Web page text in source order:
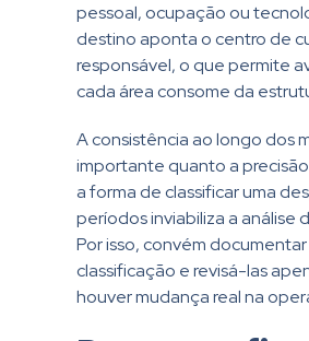
pessoal, ocupação ou
destino aponta o centro de
responsável, o que permite
cada área consome da
A consistência ao longo dos
importante quanto a precisão
a forma de classificar uma
períodos inviabiliza a análise
Por isso, convém
classificação e revisá-las
houver mudança real na